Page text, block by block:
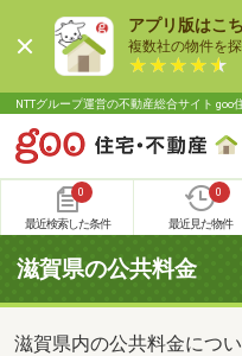
アプリ版はこ
複数社の物件を探
NTTグループ運営の不動産総合サイト goo
0
最近検索した条件
0
最近見た物件
滋賀県の公共料金
滋賀県内の公共料金につ